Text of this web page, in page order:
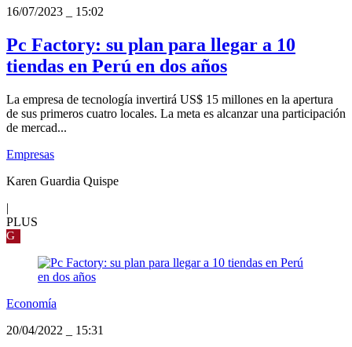
16/07/2023
15:02
Pc Factory: su plan para llegar a 10
tiendas en Perú en dos años
La empresa de tecnología invertirá US$ 15 millones en la apertura
de sus primeros cuatro locales. La meta es alcanzar una participación
de mercad...
Empresas
Karen Guardia Quispe
|
PLUS
G
Economía
20/04/2022
15:31